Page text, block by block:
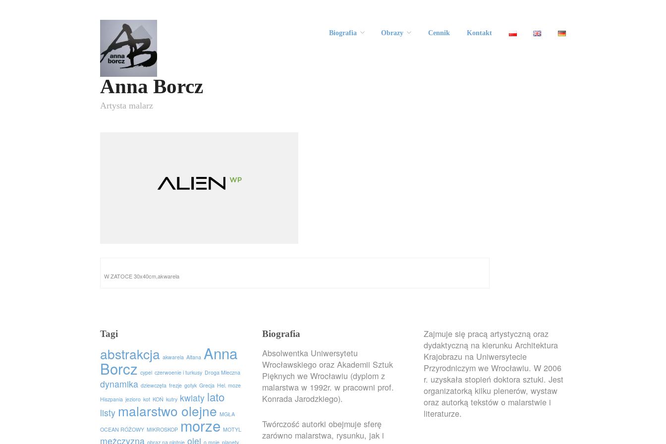
Anna Borcz
Artysta malarz
Biografia Obrazy Cennik Kontakt
W ZATOCE 30x40cm,akwarela
Tagi
abstrakcja akwarela Altana Anna
Borcz cypel czerwoenie i turkusy Droga Mleczna
dynamika dziewczęta frezje gotyk Grecja Hel. moze
Hiszpania jezioro kot KOŃ kutry kwiaty lato
listy malarstwo olejne MGŁA
OCEAN RÓŻOWY MIKROSKOP morze MOTYL
mężczyzna obraz na plotnie olej o mnie planety
Biografia
Absolwentka Uniwersytetu
Wrocławskiego oraz Akademii Sztuk
Pięknych we Wrocławiu (dyplom z
malarstwa w 1992r. w pracowni prof.
Konrada Jarodzkiego).
Twórczość autorki obejmuje sferę
zarówno malarstwa, rysunku, jak i
Zajmuje się pracą artystyczną oraz
dydaktyczną na kierunku Architektura
Krajobrazu na Uniwersytecie
Przyrodniczym we Wrocławiu. W 2006
r. uzyskała stopień doktora sztuki. Jest
organizatorką kilku plenerów, wystaw
oraz autorką tekstów o malarstwie i
literaturze.